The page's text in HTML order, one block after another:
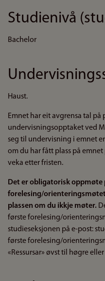
Studienivå
Bachelor
Haust.
Emnet har eit avgrensa tal på
undervisningsopptaket ved
seg til undervisning i emnet
om du har fått plass på
veka etter fristen.
Det er obligatorisk oppmøte
forelesing/
plassen om du ikkje møter.
første forelesing/
studieseksjonen på e-post:
første forelesing/
«Ressursar» øvst til høgre